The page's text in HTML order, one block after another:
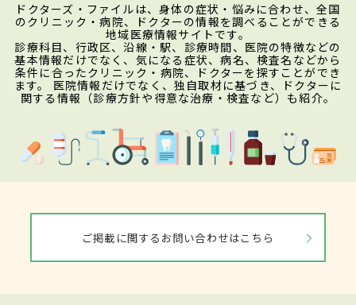
ドクターズ・ファイルは、身体の症状・悩みに合わせ、全国
のクリニック・病院、ドクターの情報を調べることができる
地域医療情報サイトです。
診療科目、行政区、沿線・駅、診療時間、医院の特徴などの
基本情報だけでなく、気になる症状、病名、検査名などから
条件に合ったクリニック・病院、ドクターを探すことができ
ます。 医院情報だけでなく、独自取材に基づき、ドクターに
関する情報（診療方針や得意な治療・検査など）も紹介。
ご掲載に関するお問い合わせはこちら